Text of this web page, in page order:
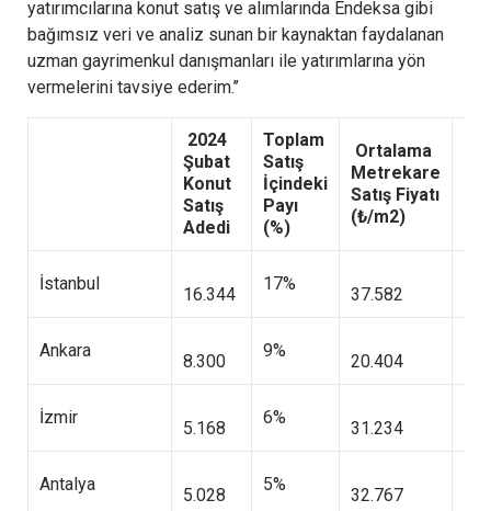
yatırımcılarına konut satış ve alımlarında Endeksa gibi
bağımsız veri ve analiz sunan bir kaynaktan faydalanan
uzman gayrimenkul danışmanları ile yatırımlarına yön
vermelerini tavsiye ederim.’’
2024
Şubat
Konut
Satış
Adedi
Toplam
Satış
İçindeki
Payı
(%)
Ortalama
Metrekare
Satış Fiyatı
(₺/m2)
İstanbul
16.344
17%
37.582
Ankara
8.300
9%
20.404
İzmir
5.168
6%
31.234
Antalya
5.028
5%
32.767